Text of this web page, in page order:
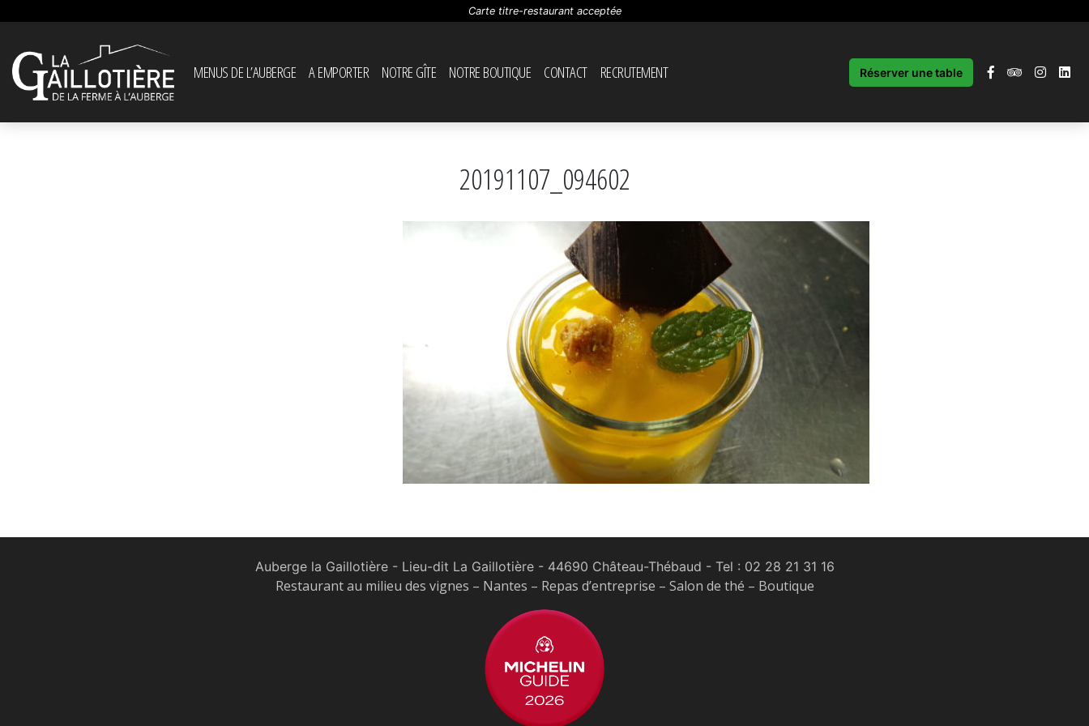
Carte titre-restaurant acceptée
MENUS DE L’AUBERGE A EMPORTER NOTRE GÎTE NOTRE BOUTIQUE CONTACT RECRUTEMENT Réserver une table
20191107_094602
Auberge la Gaillotière - Lieu-dit La Gaillotière - 44690 Château-Thébaud - Tel : 02 28 21 31 16
Restaurant au milieu des vignes – Nantes – Repas d’entreprise – Salon de thé – Boutique